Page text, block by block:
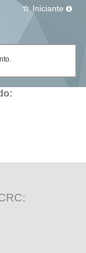
star_border Iniciante